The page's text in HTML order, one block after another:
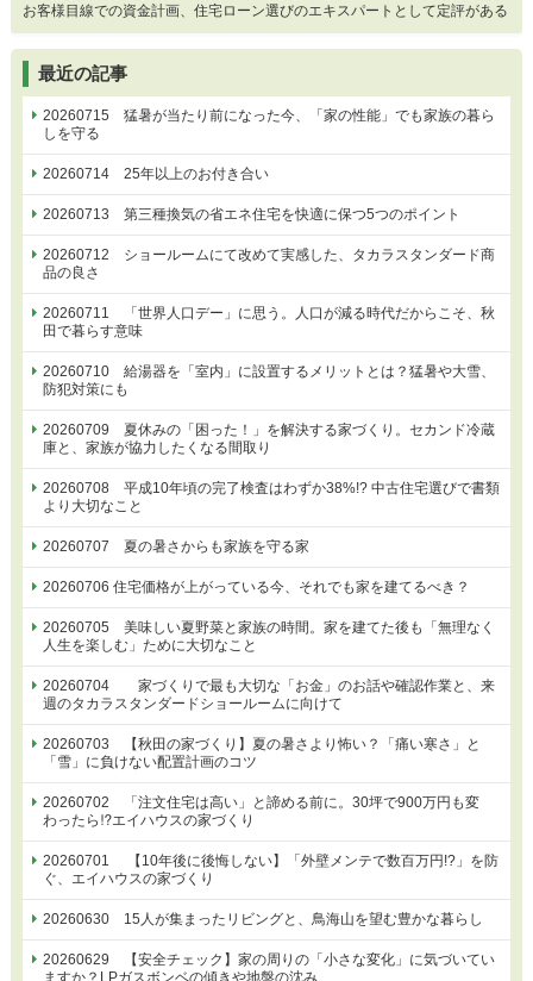
お客様目線での資金計画、住宅ローン選びのエキスパートとして定評がある
最近の記事
20260715 猛暑が当たり前になった今、「家の性能」でも家族の暮ら
しを守る
20260714 25年以上のお付き合い
20260713 第三種換気の省エネ住宅を快適に保つ5つのポイント
20260712 ショールームにて改めて実感した、タカラスタンダード商
品の良さ
20260711 「世界人口デー」に思う。人口が減る時代だからこそ、秋
田で暮らす意味
20260710 給湯器を「室内」に設置するメリットとは？猛暑や大雪、
防犯対策にも
20260709 夏休みの「困った！」を解決する家づくり。セカンド冷蔵
庫と、家族が協力したくなる間取り
20260708 平成10年頃の完了検査はわずか38%!? 中古住宅選びで書類
より大切なこと
20260707 夏の暑さからも家族を守る家
20260706 住宅価格が上がっている今、それでも家を建てるべき？
20260705 美味しい夏野菜と家族の時間。家を建てた後も「無理なく
人生を楽しむ」ために大切なこと
20260704 家づくりで最も大切な「お金」のお話や確認作業と、来
週のタカラスタンダードショールームに向けて
20260703 【秋田の家づくり】夏の暑さより怖い？「痛い寒さ」と
「雪」に負けない配置計画のコツ
20260702 「注文住宅は高い」と諦める前に。30坪で900万円も変
わったら⁉エイハウスの家づくり
20260701 【10年後に後悔しない】「外壁メンテで数百万円!?」を防
ぐ、エイハウスの家づくり
20260630 15人が集まったリビングと、鳥海山を望む豊かな暮らし
20260629 【安全チェック】家の周りの「小さな変化」に気づいてい
ますか？LPガスボンベの傾きや地盤の沈み